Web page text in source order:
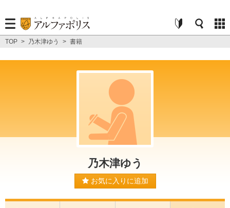
TOP > 乃木津ゆう > 書籍
乃木津ゆう
お気に入りに追加